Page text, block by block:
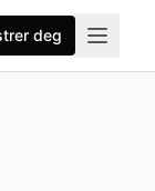
deg